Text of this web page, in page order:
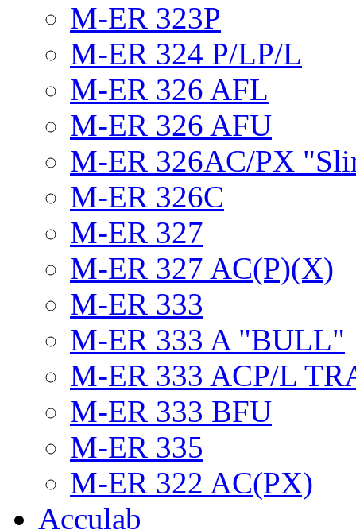
M-ER 323P
M-ER 324 P/LP/L
M-ER 326 AFL
M-ER 326 AFU
M-ER 326AC/PX
M-ER 326C
M-ER 327
M-ER 327 AC(P)(X)
M-ER 333
M-ER 333 A "BULL"
M-ER 333 ACP/L
M-ER 333 BFU
M-ER 335
M-ER 322 AC(PX)
Acculab